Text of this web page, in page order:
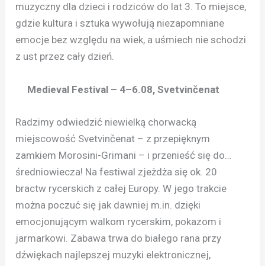
muzyczny dla dzieci i rodziców do lat 3. To miejsce,
gdzie kultura i sztuka wywołują niezapomniane
emocje bez względu na wiek, a uśmiech nie schodzi
z ust przez cały dzień.
Medieval Festival – 4–6.08, Svetvinčenat
Radzimy odwiedzić niewielką chorwacką
miejscowość Svetvinčenat – z przepięknym
zamkiem Morosini-Grimani – i przenieść się do…
średniowiecza! Na festiwal zjeżdża się ok. 20
bractw rycerskich z całej Europy. W jego trakcie
można poczuć się jak dawniej m.in. dzięki
emocjonującym walkom rycerskim, pokazom i
jarmarkowi. Zabawa trwa do białego rana przy
dźwiękach najlepszej muzyki elektronicznej,